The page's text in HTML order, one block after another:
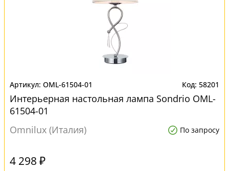
OML-61504-01 58201
Интерьерная настольная лампа Sondrio OML-
61504-01
Omnilux (Италия)
По запросу
4 298 ₽